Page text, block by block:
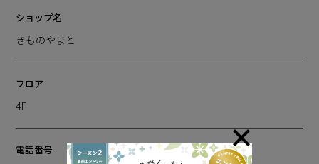
ショップ名
きものやまと
フロア
4F
電話番号